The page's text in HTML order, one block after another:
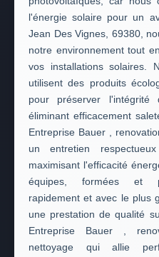
l'énergie solaire pour un
Jean Des Vignes, 69380,
notre environnement tout
vos installations solaires.
utilisent des produits
pour préserver
éliminant efficacement
Entreprise Bauer ,
un entretien
maximisant l'efficacité
équipes, formées et
rapidement et avec le plus
une prestation de qualité
Entreprise Bauer ,
nettoyage qui allie